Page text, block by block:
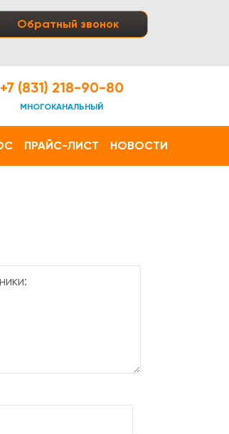
Обратный звонок
+7 (831) 218-90-80
МНОГОКАНАЛЬНЫЙ
ПРАЙС-ЛИСТ НОВОСТИ